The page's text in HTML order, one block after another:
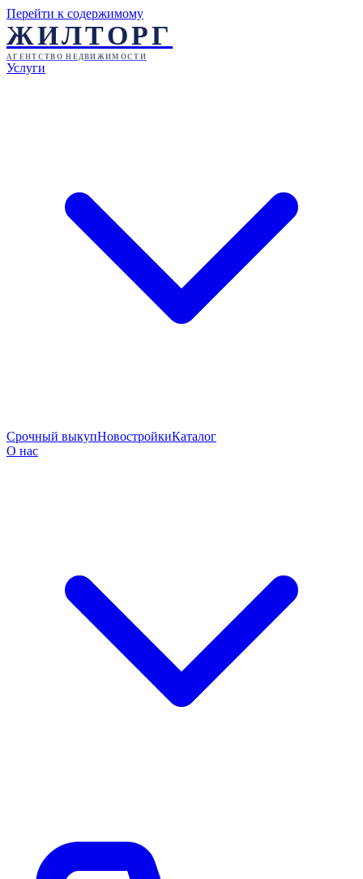
Перейти к содержимому
ЖИЛТОРГ
АГЕНТСТВО НЕДВИЖИМОСТИ
Услуги
Срочный выкупНовостройкиКаталог
О нас